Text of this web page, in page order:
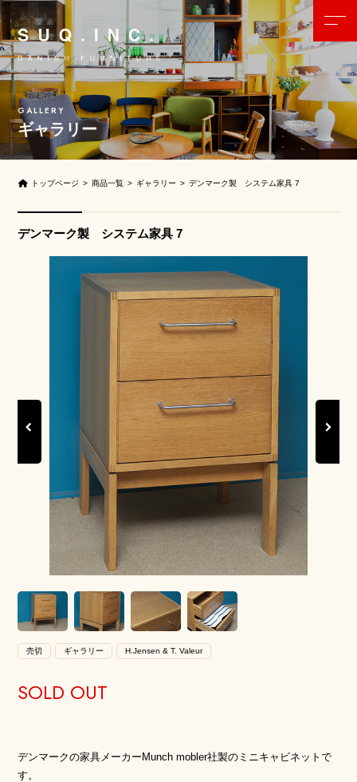
ギャラリー
トップページ 商品一覧 ギャラリー デンマーク製 システム家具 7
デンマーク製 システム家具 7
売切 ギャラリー H.Jensen & T. Valeur
SOLD OUT
デンマークの家具メーカーMunch mobler社製のミニキャビネットで
す。